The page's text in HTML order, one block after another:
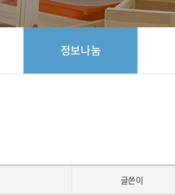
정보나눔
글쓴이